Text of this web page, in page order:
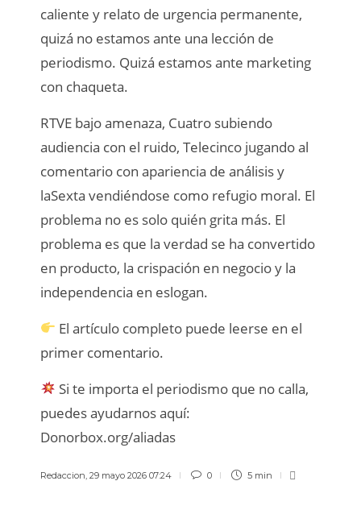
caliente y relato de urgencia permanente,
quizá no estamos ante una lección de
periodismo. Quizá estamos ante marketing
con chaqueta.
RTVE bajo amenaza, Cuatro subiendo
audiencia con el ruido, Telecinco jugando al
comentario con apariencia de análisis y
laSexta vendiéndose como refugio moral. El
problema no es solo quién grita más. El
problema es que la verdad se ha convertido
en producto, la crispación en negocio y la
independencia en eslogan.
El artículo completo puede leerse en el
primer comentario.
Si te importa el periodismo que no calla,
puedes ayudarnos aquí:
Donorbox.org/aliadas
Redaccion 29 mayo 2026 07:24 0 5 min